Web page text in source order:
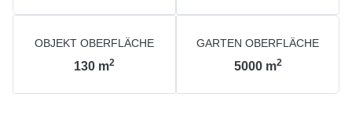
OBJEKT OBERFLÄCHE
130 m2
GARTEN OBERFLÄCHE
5000 m2